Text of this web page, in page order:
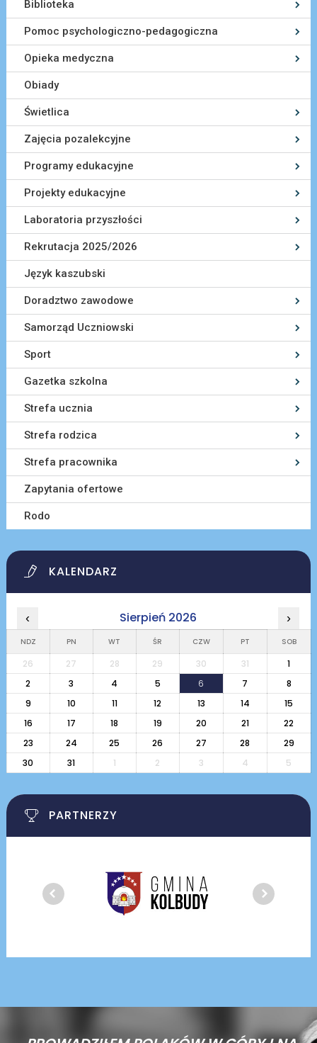
Biblioteka
Pomoc psychologiczno-pedagogiczna
Opieka medyczna
Obiady
Świetlica
Zajęcia pozalekcyjne
Programy edukacyjne
Projekty edukacyjne
Laboratoria przyszłości
Rekrutacja 2025/2026
Język kaszubski
Doradztwo zawodowe
Samorząd Uczniowski
Sport
Gazetka szkolna
Strefa ucznia
Strefa rodzica
Strefa pracownika
Zapytania ofertowe
Rodo
KALENDARZ
‹ Sierpień 2026 ›
NDZ PN WT ŚR CZW PT SOB
26 27 28 29 30 31
1
2
3 4 5 6 7
8
9
10 11 12 13 14
15
16
17 18 19 20 21
22
23
24 25 26 27 28
29
30
31 1 2 3 4 5
PARTNERZY